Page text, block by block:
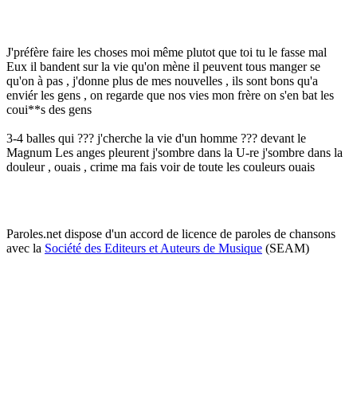
J'préfère faire les choses moi même plutot que toi tu le fasse mal
Eux il bandent sur la vie qu'on mène il peuvent tous manger se
qu'on à pas , j'donne plus de mes nouvelles , ils sont bons qu'a
enviér les gens , on regarde que nos vies mon frère on s'en bat les
coui**s des gens
3-4 balles qui ??? j'cherche la vie d'un homme ??? devant le
Magnum Les anges pleurent j'sombre dans la U-re j'sombre dans la
douleur , ouais , crime ma fais voir de toute les couleurs ouais
Paroles.net dispose d'un accord de licence de paroles de chansons
avec la Société des Editeurs et Auteurs de Musique (SEAM)